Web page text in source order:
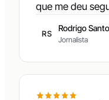
que me deu
RS
Rodrigo
Jornalista